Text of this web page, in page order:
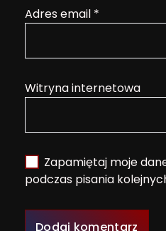
Adres email *
Witryna internetowa
Zapamiętaj moje
podczas pisania